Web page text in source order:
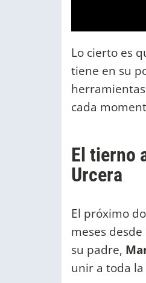
Lo cierto es
tiene en su
cada
El tierno
Urcera
El próximo
meses
su padre,
unir a toda